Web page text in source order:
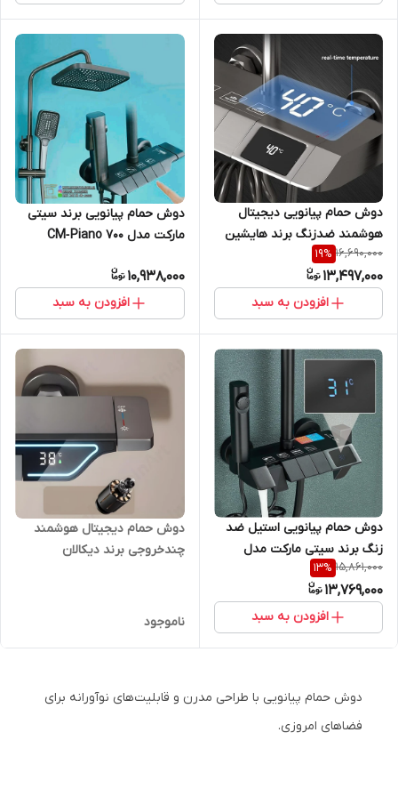
دوش حمام پیانویی دیجیتال
هوشمند ضدزنگ برند هایشین
(Hyshin) مدل 8099
16,690,000
19%
13,497,000
افزودن به سبد
دوش حمام پیانویی برند سیتی
مارکت مدل CM‑Piano 700
10,938,000
افزودن به سبد
دوش حمام پیانویی استیل ضد
زنگ برند سیتی مارکت مدل
Piano-Lux 304
15,861,000
13%
13,769,000
افزودن به سبد
دوش حمام دیجیتال هوشمند
چندخروجی برند دیکالان
ناموجود
دوش حمام پیانویی با طراحی مدرن و قابلیت‌های نوآورانه برای
فضاهای امروزی.